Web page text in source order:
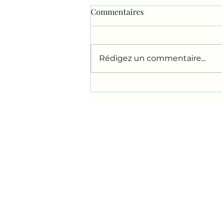
Commentaires
Rédigez un commentaire...